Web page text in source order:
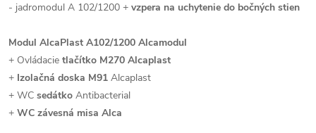
- jadromodul A 102/1200 + vzpera na uchytenie do bočných stien
Modul AlcaPlast A102/1200 Alcamodul
+ Ovládacie tlačítko M270 Alcaplast
+ Izolačná doska M91 Alcaplast
+ WC sedátko Antibacterial
+ WC závesná misa Alca